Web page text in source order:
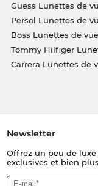
Guess Lunettes de
Persol Lunettes de
Boss Lunettes de vue
Tommy Hilfiger
Carrera Lunettes de
Newsletter
Offrez un peu de luxe
exclusives et bien